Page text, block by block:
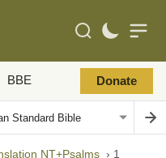
BBE Donate
NT+Psalms › 1